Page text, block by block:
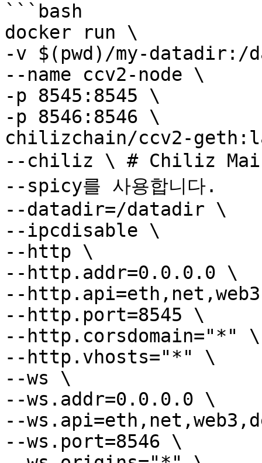
```bash
docker run \
-v $(pwd)/my-
--name ccv2-node \
-p 8545:8545 \
-p 8546:8546 \
chilizchain/ccv2-
--chiliz \ # Chiliz
--spicy를 사용합니다.
--datadir=/datadir \
--ipcdisable \
--http \
--http.addr=0.0.0.0 \
--
--http.port=8545 \
--http.corsdomain="*" \
--http.vhosts="*" \
--ws \
--ws.addr=0.0.0.0 \
--
--ws.port=8546 \